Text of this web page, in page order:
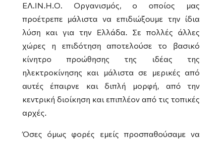
ΕΛ.ΙΝ.Η.Ο. Οργανισμός, ο οποίος μας
προέτρεπε μάλιστα να επιδιώξουμε την ίδια
λύση και για την Ελλάδα. Σε πολλές άλλες
χώρες η επιδότηση αποτελούσε το βασικό
κίνητρο προώθησης της ιδέας της
ηλεκτροκίνησης και μάλιστα σε μερικές από
αυτές έπαιρνε και διπλή μορφή, από την
κεντρική διοίκηση και επιπλέον από τις τοπικές
αρχές.
Όσες όμως φορές εμείς προσπαθούσαμε να